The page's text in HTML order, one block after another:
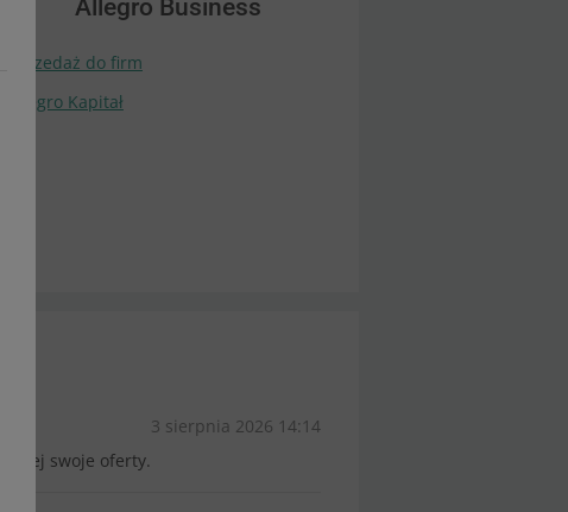
Allegro Business
Sprzedaż do firm
Allegro Kapitał
3 sierpnia 2026 14:14
niej swoje oferty.